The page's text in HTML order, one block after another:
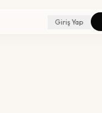
Giriş Yap